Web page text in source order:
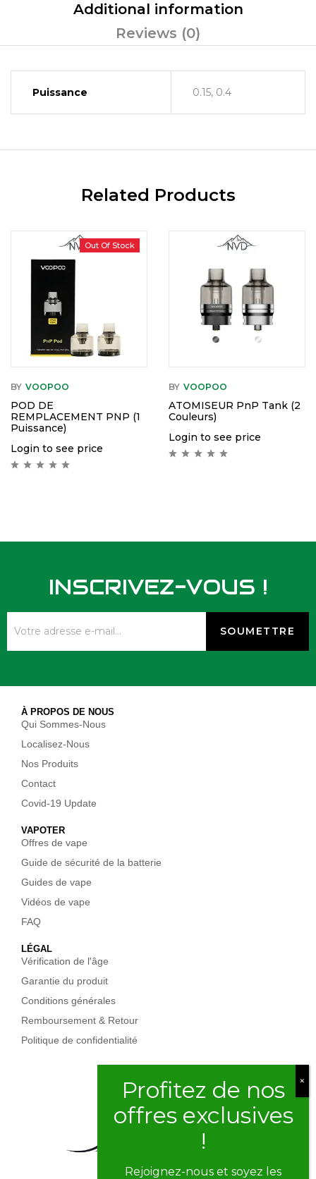
Additional information
Reviews (0)
Puissance 0.15, 0.4
Related Products
Out Of Stock
BY VOOPOO
POD DE
REMPLACEMENT PNP (1
Puissance)
Login to see price
BY VOOPOO
ATOMISEUR PnP Tank (2
Couleurs)
Login to see price
INSCRIVEZ-VOUS !
À PROPOS DE NOUS
Qui Sommes-Nous
Localisez-Nous
Nos Produits
Contact
Covid-19 Update
VAPOTER
Offres de vape
Guide de sécurité de la batterie
Guides de vape
Vidéos de vape
FAQ
LÉGAL
Vérification de l'âge
Garantie du produit
Conditions générales
Remboursement & Retour
Politique de confidentialité
Rejoignez-nous et soyez les